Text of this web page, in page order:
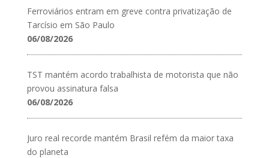
Ferroviários entram em greve contra privatização de
Tarcísio em São Paulo
06/08/2026
TST mantém acordo trabalhista de motorista que não
provou assinatura falsa
06/08/2026
Juro real recorde mantém Brasil refém da maior taxa
do planeta